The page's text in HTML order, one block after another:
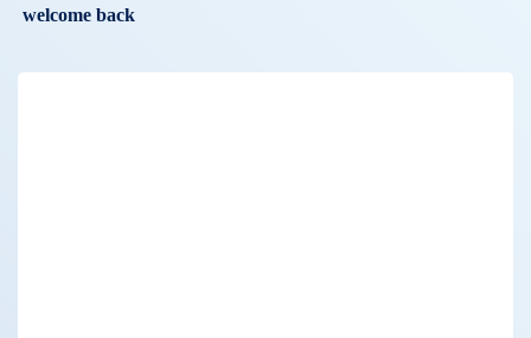
welcome back